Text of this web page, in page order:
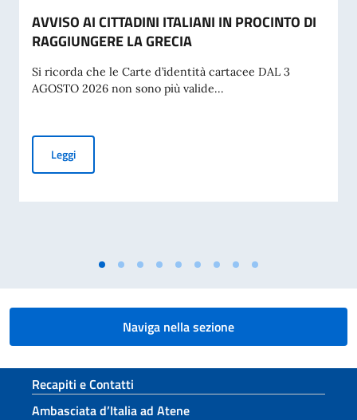
AVVISO AI CITTADINI ITALIANI IN PROCINTO DI
RAGGIUNGERE LA GRECIA
Si ricorda che le Carte d’identità cartacee DAL 3
AGOSTO 2026 non sono più valide...
LeggiAVVISO AI CITTADINI ITALIANI IN PROCINTO DI
Naviga nella sezione
Sezione footer
Recapiti e Contatti
Ambasciata d’Italia ad Atene